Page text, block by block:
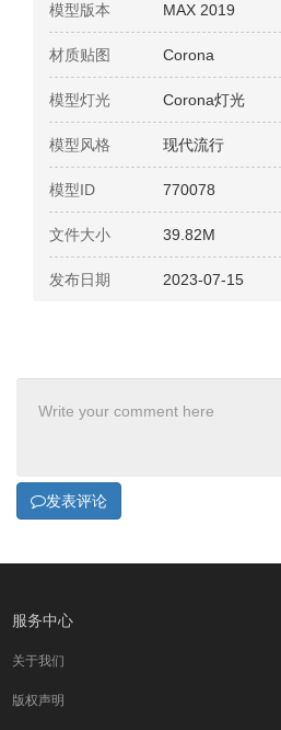
模型版本 MAX 2019
材质贴图 Corona
模型灯光 Corona灯光
模型风格 现代流行
模型ID 770078
文件大小 39.82M
发布日期 2023-07-15
发表评论
服务中心
关于我们
版权声明